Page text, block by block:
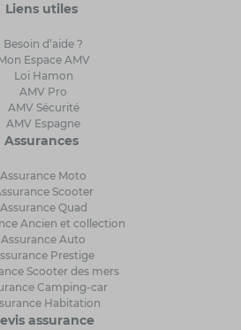
Liens utiles
Besoin d’aide ?
Espace AMV
Loi Hamon
AMV Pro
AMV Sécurité
AMV Espagne
Assurances
Assurance Moto
Scooter
Assurance Quad
Ancien et collection
Assurance Auto
Prestige
Scooter des mers
Camping-car
Habitation
assurance